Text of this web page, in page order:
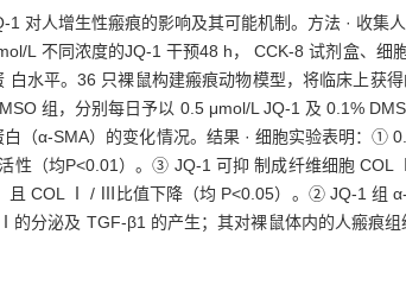
对人增生性瘢痕的影响及其可能机制。方法 · 收集
L 不同浓度的JQ-1 干预48 h， CCK-8 试剂盒、细
水平。36 只裸鼠构建瘢痕动物模型，将临床上获
组，分别每日予以 0.5 μmol/L JQ-1 及 0.1%
α-SMA）的变化情况。结果 · 细胞实验表明：①
性（均P<0.01）。③ JQ-1 可抑 制成纤维细胞
COL Ⅰ / Ⅲ比值下降（均 P<0.05）。② JQ-1 组 α-
的分泌及 TGF-β1 的产生；其对裸鼠体内的人瘢痕